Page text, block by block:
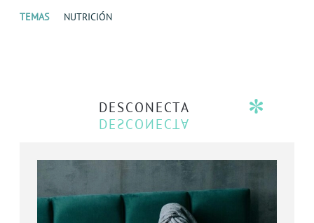
TEMAS NUTRICIÓN
DESCONECTA